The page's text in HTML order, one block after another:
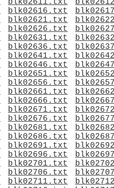
blk02611.txt
blk02616.txt
blk02621.txt
blk02626.txt
blk02631.txt
blk02636.txt
blk02641.txt
blk02646.txt
blk02651.txt
blk02656.txt
blk02661.txt
blk02666.txt
blk02671.txt
blk02676.txt
blk02681.txt
blk02686.txt
blk02691.txt
blk02696.txt
blk02701.txt
blk02706.txt
blk02711.txt